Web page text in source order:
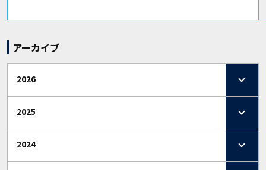
アーカイブ
2026
2025
2024